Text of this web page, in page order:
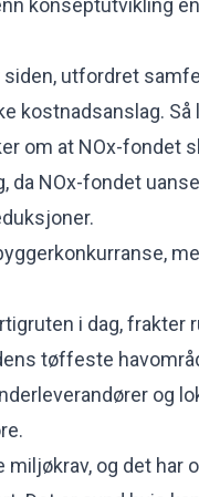
siden, utfordret
kostnadsanslag. Så
om at NOx-fondet
da NOx-fondet
i dag, frakter
tøffeste
og
og det har